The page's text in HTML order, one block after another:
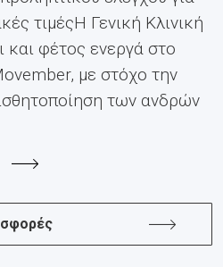
τιμέςH Γενική Κλινική
και φέτος ενεργά στο
με στόχο την
των ανδρών